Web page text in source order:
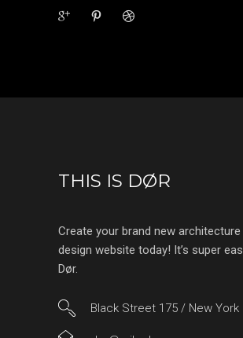
THIS IS DØR
Create your brand new
design website today! It’s super
Dør.
Black Street 175 / New York